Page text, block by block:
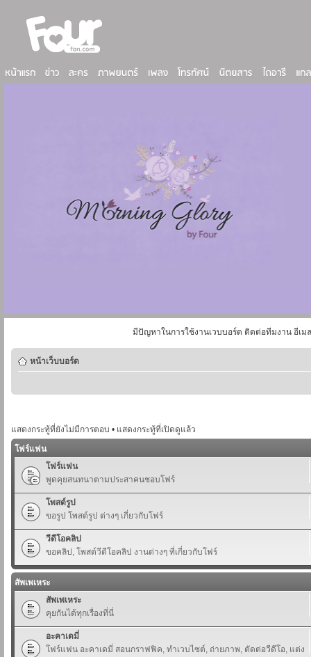
มีปัญหาในการใช้งานเวบบอร์ด ติดต่อทีมงาน อีเม
หน้าเว็บบอร์ด
แสดงกระทู้ที่ยังไม่มีการตอบ • แสดงกระทู้ที่เปิดดูแล้ว
โฟร์แฟน
โฟร์แฟน
พูดคุยสนทนาตามประสาคนชอบโฟร์
โพสต์รูป
ขอรูป โพสต์รูป ต่างๆ เกี่ยวกับโฟร์
วีดีโอคลิป
ขอคลิป, โพสต์วีดีโอคลิป งานต่างๆ ที่เกี่ยวกับโฟร์
สัพเพเหระ
สัพเพเหระ
คุยกันได้ทุกเรื่องที่นี่
อะคาเดมี่
โฟร์แฟน อะคาเดมี่ สอนกราฟฟิค, ทำเวบไซต์, ถ่ายภาพ, ตัดต่อวีดีโอ, แต่ง